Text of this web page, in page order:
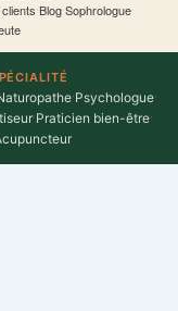
·Blog·Sophrologue·
·Psychologue·
·Praticien bien-être·